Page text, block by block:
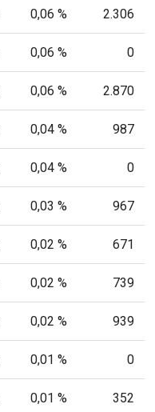
0,06 % 2.306
0,06 % 0
0,06 % 2.870
0,04 % 987
0,04 % 0
0,03 % 967
0,02 % 671
0,02 % 739
0,02 % 939
0,01 % 0
0,01 % 352